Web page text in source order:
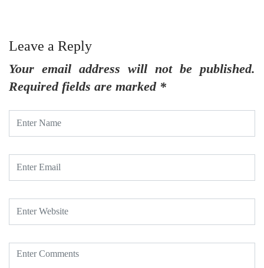
Leave a Reply
Your email address will not be published.
Required fields are marked *